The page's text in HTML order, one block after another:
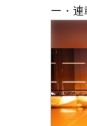
ー・連